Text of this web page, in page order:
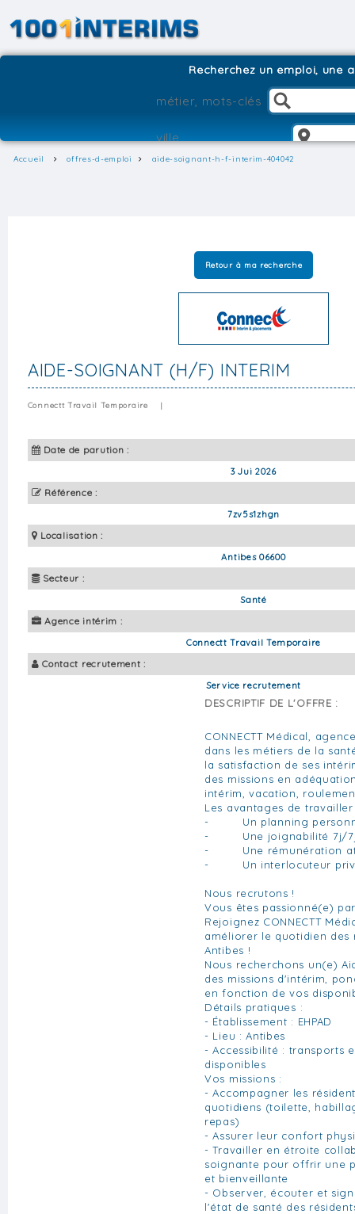
Recherchez un emploi, une
Accueil offres-d-emploi aide-soignant-h-f-interim-404042
Retour à ma recherche
AIDE-SOIGNANT (H/F) INTERIM
Connectt Travail Temporaire |
Date de parution :
3 Jui 2026
Référence :
7zv5s1zhgn
Localisation :
Antibes 06600
Secteur :
Santé
Agence intérim :
Connectt Travail Temporaire
Contact recrutement :
Service recrutement
DESCRIPTIF DE L'OFFRE :
CONNECTT Médical,
dans les métiers de la
la satisfaction de ses
des missions en
intérim, vacation,
Les avantages de travailler
- Un planning
- Une joignabilité 7j/7j
- Une rémunération
- Un interlocuteur
Nous recrutons !
Vous êtes passionné(e)
Rejoignez CONNECTT
améliorer le quotidien des
Antibes !
Nous recherchons un(e)
des missions d'intérim,
en fonction de vos
Détails pratiques :
- Établissement : EHPAD
- Lieu : Antibes
- Accessibilité : transports
disponibles
Vos missions :
- Accompagner les
quotidiens (toilette,
repas)
- Assurer leur confort
- Travailler en étroite
soignante pour offrir une
et bienveillante
- Observer, écouter et
l'état de santé des